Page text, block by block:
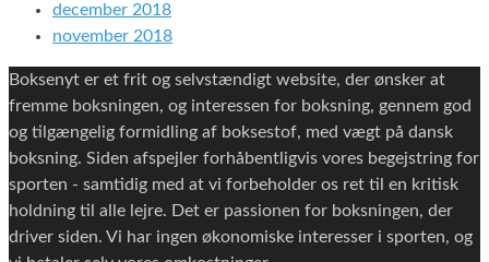
december 2018
november 2018
Boksenyt er et frit og selvstændigt website, der ønsker at
fremme boksningen, og interessen for boksning, gennem god
og tilgængelig formidling af boksestof, med vægt på dansk
boksning. Siden afspejler forhåbentligvis vores begejstring for
sporten - samtidig med at vi forbeholder os ret til en kritisk
holdning til alle lejre. Det er passionen for boksningen, der
driver siden. Vi har ingen økonomiske interesser i sporten, og